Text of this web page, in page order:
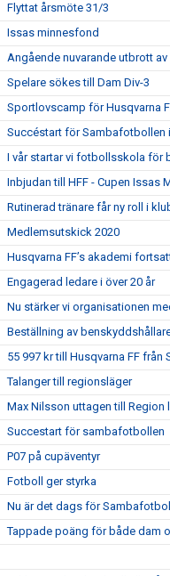
Flyttat årsmöte 31/3
Issas minnesfond
Angående nuvarande utbrott
Spelare sökes till Dam Div-3
Sportlovscamp för Husqvarna
Succéstart för Sambafotbollen
I vår startar vi fotbollsskola för
Inbjudan till HFF - Cupen Issas
Rutinerad tränare får ny roll i
Medlemsutskick 2020
Husqvarna FF’s akademi
Engagerad ledare i över 20 år
Nu stärker vi organisationen
Beställning av
55 997 kr till Husqvarna FF från
Talanger till regionsläger
Max Nilsson uttagen till Region
Succestart för sambafotbollen
P07 på cupäventyr
Fotboll ger styrka
Nu är det dags för Sambafotboll
Tappade poäng för både dam